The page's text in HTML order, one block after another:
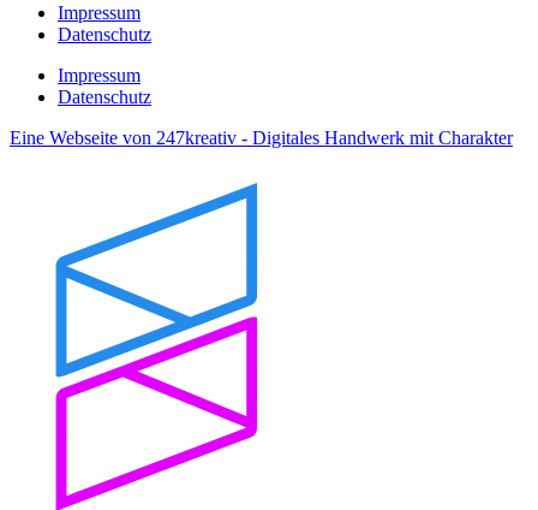
Impressum
Datenschutz
Impressum
Datenschutz
Eine Webseite von 247kreativ - Digitales Handwerk mit Charakter